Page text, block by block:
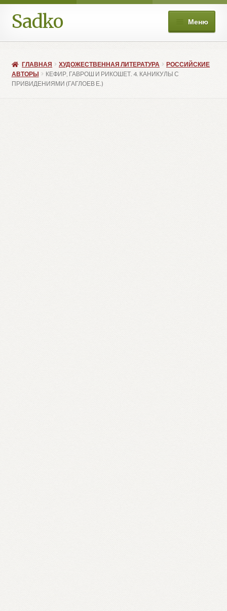
Перейти
к
навигации
Перейти
к
содержимому
Sadko Меню
Книжные подборки
Магазин
ГЛАВНАЯ ХУДОЖЕСТВЕННАЯ ЛИТЕРАТУРА
РОССИЙСКИЕ
АВТОРЫ
КЕФИР, ГАВРОШ И РИКОШЕТ. 4. КАНИКУЛЫ С
ПРИВИДЕНИЯМИ (ГАГЛОЕВ Е.)